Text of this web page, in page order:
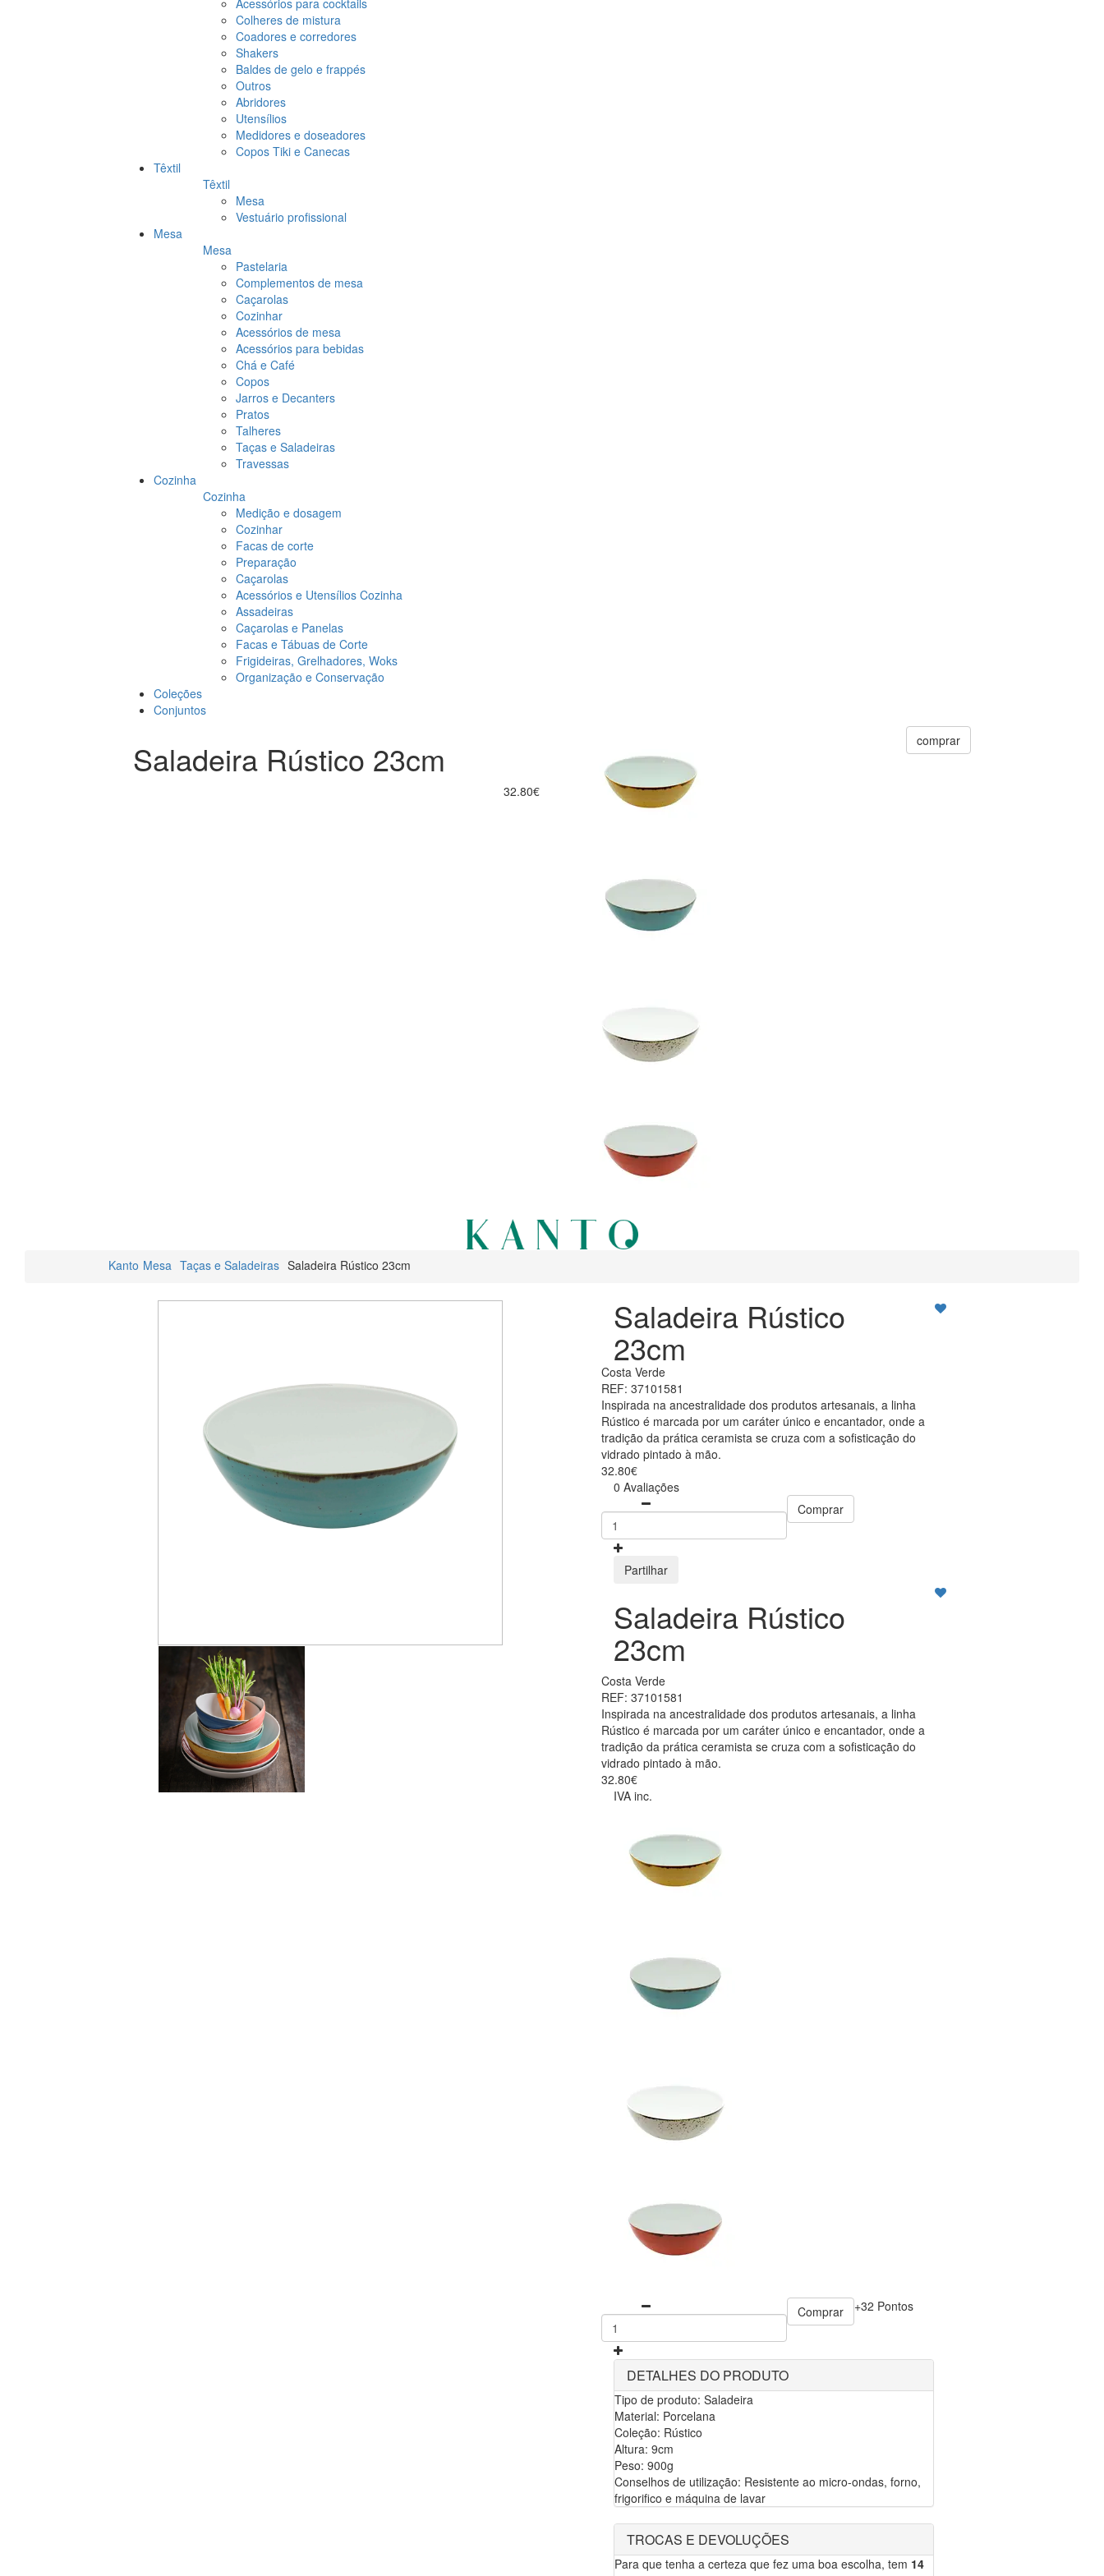
Acessórios para cocktails
Colheres de mistura
Coadores e corredores
Shakers
Baldes de gelo e frappés
Outros
Abridores
Utensílios
Medidores e doseadores
Copos Tiki e Canecas
Têxtil
Têxtil
Mesa
Vestuário profissional
Mesa
Mesa
Pastelaria
Complementos de mesa
Caçarolas
Cozinhar
Acessórios de mesa
Acessórios para bebidas
Chá e Café
Copos
Jarros e Decanters
Pratos
Talheres
Taças e Saladeiras
Travessas
Cozinha
Cozinha
Medição e dosagem
Cozinhar
Facas de corte
Preparação
Caçarolas
Acessórios e Utensílios Cozinha
Assadeiras
Caçarolas e Panelas
Facas e Tábuas de Corte
Frigideiras, Grelhadores, Woks
Organização e Conservação
Coleções
Conjuntos
Saladeira Rústico 23cm
32.80€
comprar
Kanto Mesa Taças e Saladeiras Saladeira Rústico 23cm
Saladeira Rústico
23cm
Costa Verde
REF: 37101581
Inspirada na ancestralidade dos produtos artesanais, a linha
Rústico é marcada por um caráter único e encantador, onde a
tradição da prática ceramista se cruza com a sofisticação do
vidrado pintado à mão.
32.80€
0 Avaliações
Comprar
Partilhar
Saladeira Rústico
23cm
Costa Verde
REF: 37101581
Inspirada na ancestralidade dos produtos artesanais, a linha
Rústico é marcada por um caráter único e encantador, onde a
tradição da prática ceramista se cruza com a sofisticação do
vidrado pintado à mão.
32.80€
IVA inc.
Comprar +32 Pontos
DETALHES DO PRODUTO
Tipo de produto: Saladeira
Material: Porcelana
Coleção: Rústico
Altura: 9cm
Peso: 900g
Conselhos de utilização: Resistente ao micro-ondas, forno,
frigorifico e máquina de lavar
TROCAS E DEVOLUÇÕES
Para que tenha a certeza que fez uma boa escolha, tem 14